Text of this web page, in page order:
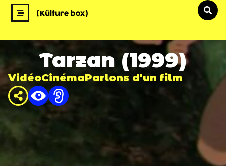
VidéoCinémaParlons d'un film
Tarzan (1999)